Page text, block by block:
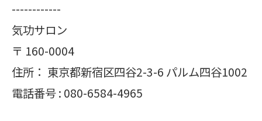
------------
気功サロン
〒 160-0004
住所： 東京都新宿区四谷2-3-6 パルム四谷1002
電話番号 : 080-6584-4965